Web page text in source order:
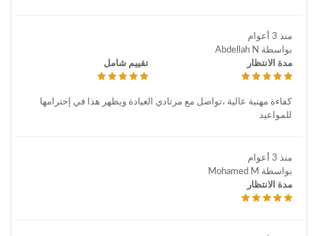
منذ 3 أعوام
بواسطة Abdellah N
مدة الانتظار
تقييم شامل
كفاءة مهنية عالية ،تواصل مع مرتادي العيادة ويظهر هذا في إحترامها
للمواعيد
منذ 3 أعوام
بواسطة Mohamed M
مدة الانتظار